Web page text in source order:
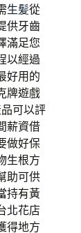
生髪從
供牙齒
滿足您
以經過
好用的
牌遊戲
可以評
薪資借
做好保
生根方
助可供
持有黃
北花店
得地方